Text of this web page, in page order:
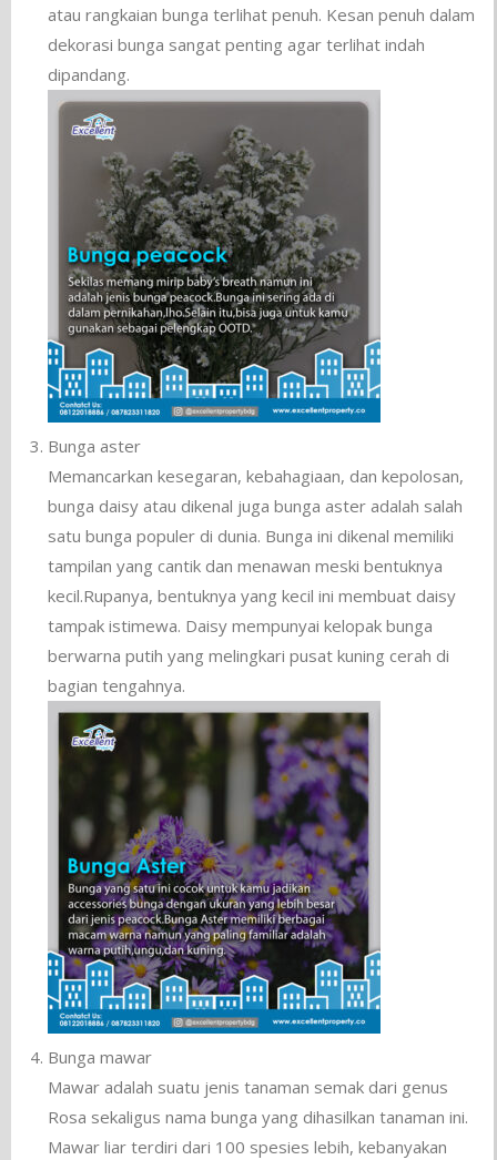
atau rangkaian bunga terlihat penuh. Kesan penuh dalam
dekorasi bunga sangat penting agar terlihat indah
dipandang.
Bunga aster
Memancarkan kesegaran, kebahagiaan, dan kepolosan,
bunga daisy atau dikenal juga bunga aster adalah salah
satu bunga populer di dunia. Bunga ini dikenal memiliki
tampilan yang cantik dan menawan meski bentuknya
kecil.Rupanya, bentuknya yang kecil ini membuat daisy
tampak istimewa. Daisy mempunyai kelopak bunga
berwarna putih yang melingkari pusat kuning cerah di
bagian tengahnya.
Bunga mawar
Mawar adalah suatu jenis tanaman semak dari genus
Rosa sekaligus nama bunga yang dihasilkan tanaman ini.
Mawar liar terdiri dari 100 spesies lebih, kebanyakan